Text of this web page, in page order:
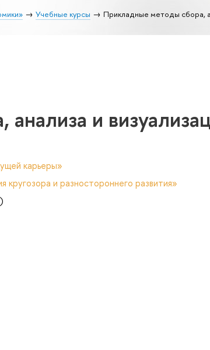
Учебные курсы Прикладные методы сбора,
и
карьеры»
и разностороннего развития»
)